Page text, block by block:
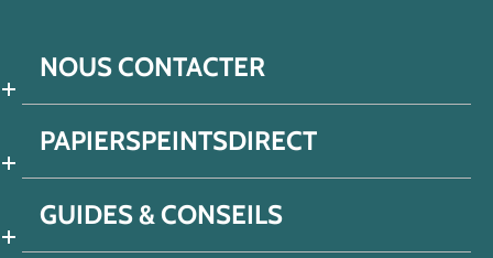
NOUS CONTACTER
PAPIERSPEINTSDIRECT
GUIDES & CONSEILS